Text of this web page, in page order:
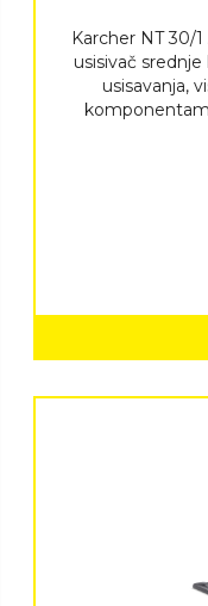
Karcher NT 30/
usisivač
usisavanja,